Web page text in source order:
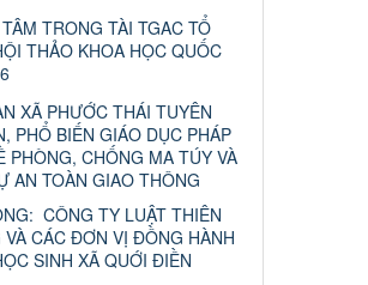
TRONG TÀI TGAC TỔ
THẢO KHOA HỌC QUỐC
XÃ PHƯỚC THÁI TUYÊN
PHỔ BIẾN GIÁO DỤC PHÁP
PHÒNG, CHỐNG MA TÚY VÀ
AN TOÀN GIAO THÔNG
CÔNG TY LUẬT THIÊN
VÀ CÁC ĐƠN VỊ ĐỒNG HÀNH
SINH XÃ QUỚI ĐIỀN